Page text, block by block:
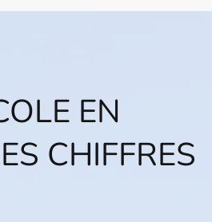
EN
CHIFFRES